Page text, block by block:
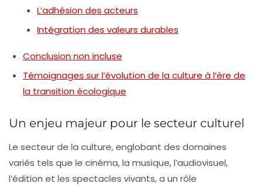
L’adhésion des acteurs
Intégration des valeurs durables
Conclusion non incluse
Témoignages sur l’évolution de la culture à l’ère de
la transition écologique
Un enjeu majeur pour le secteur culturel
Le secteur de la culture, englobant des domaines
variés tels que le cinéma, la musique, l’audiovisuel,
l’édition et les spectacles vivants, a un rôle